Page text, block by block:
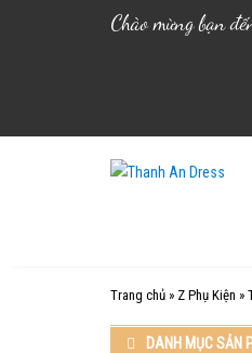
Chào mừng bạn
Trang chủ » Z Phụ Kiện »
DANH MỤC SẢN